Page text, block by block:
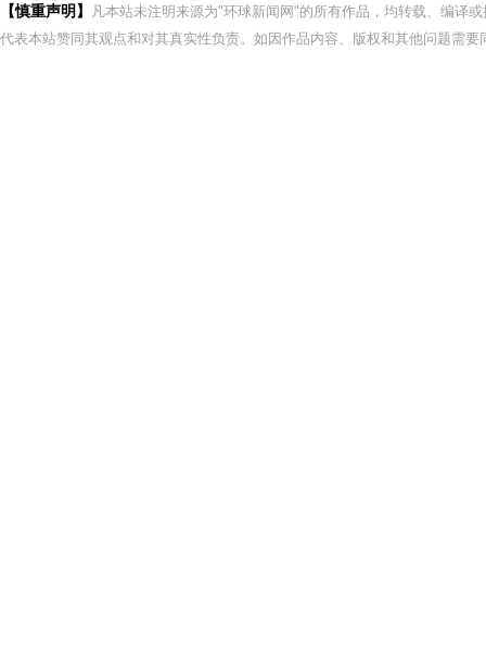
【慎重声明】
凡本站未注明来源为"环球新闻网"的所有作品，均转载、编译
代表本站赞同其观点和对其真实性负责。如因作品内容、版权和其他问题需